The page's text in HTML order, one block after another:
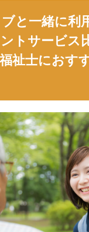
と一緒に利
トサービス
祉士におす